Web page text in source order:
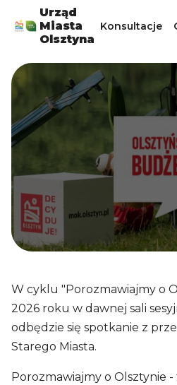
Urząd
Miasta
Olsztyna
Konsultacje
W cyklu "Porozmawiajmy o
2026 roku w dawnej sali
odbędzie się spotkanie z
Starego Miasta.
Porozmawiajmy o Olsztynie